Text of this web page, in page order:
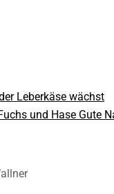
Leberkäse wächst
und Hase Gute